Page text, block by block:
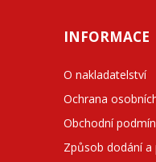
INFORMACE
O nakladatelství
Ochrana
Obchodní
Způsob dodání a